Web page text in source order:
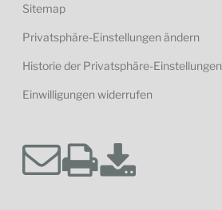
Sitemap
Privatsphäre-Einstellungen ändern
Historie der Privatsphäre-Einstellungen
Einwilligungen widerrufen